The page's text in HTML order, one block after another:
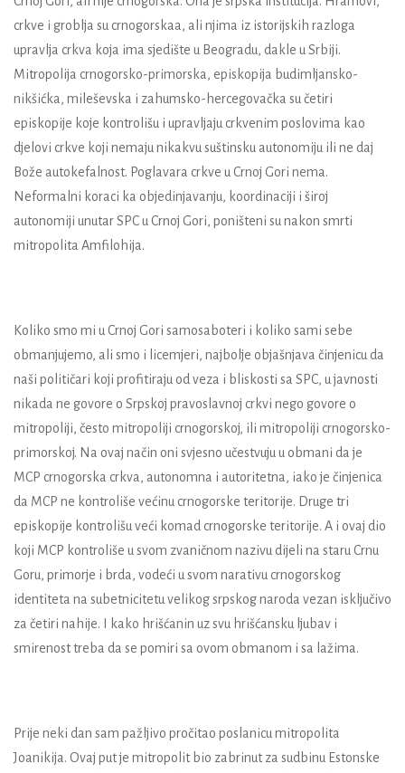
crkve i groblja su crnogorskaa, ali njima iz istorijskih razloga
upravlja crkva koja ima sjedište u Beogradu, dakle u Srbiji.
Mitropolija crnogorsko-primorska, episkopija budimljansko-
nikšićka, mileševska i zahumsko-hercegovačka su četiri
episkopije koje kontrolišu i upravljaju crkvenim poslovima kao
djelovi crkve koji nemaju nikakvu suštinsku autonomiju ili ne daj
Bože autokefalnost. Poglavara crkve u Crnoj Gori nema.
Neformalni koraci ka objedinjavanju, koordinaciji i široj
autonomiji unutar SPC u Crnoj Gori, poništeni su nakon smrti
mitropolita Amfilohija.
Koliko smo mi u Crnoj Gori samosaboteri i koliko sami sebe
obmanjujemo, ali smo i licemjeri, najbolje objašnjava činjenicu da
naši političari koji profitiraju od veza i bliskosti sa SPC, u javnosti
nikada ne govore o Srpskoj pravoslavnoj crkvi nego govore o
mitropoliji, često mitropoliji crnogorskoj, ili mitropoliji crnogorsko-
primorskoj. Na ovaj način oni svjesno učestvuju u obmani da je
MCP crnogorska crkva, autonomna i autoritetna, iako je činjenica
da MCP ne kontroliše većinu crnogorske teritorije. Druge tri
episkopije kontrolišu veći komad crnogorske teritorije. A i ovaj dio
koji MCP kontroliše u svom zvaničnom nazivu dijeli na staru Crnu
Goru, primorje i brda, vodeći u svom narativu crnogorskog
identiteta na subetnicitetu velikog srpskog naroda vezan isključivo
za četiri nahije. I kako hrišćanin uz svu hrišćansku ljubav i
smirenost treba da se pomiri sa ovom obmanom i sa lažima.
Prije neki dan sam pažljivo pročitao poslanicu mitropolita
Joanikija. Ovaj put je mitropolit bio zabrinut za sudbinu Estonske